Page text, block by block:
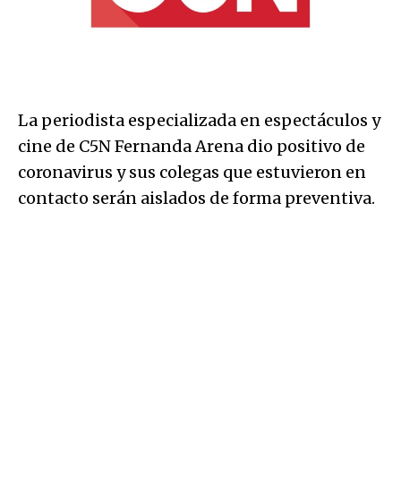
La periodista especializada en espectáculos y
cine de C5N Fernanda Arena dio positivo de
coronavirus y sus colegas que estuvieron en
contacto serán aislados de forma preventiva.